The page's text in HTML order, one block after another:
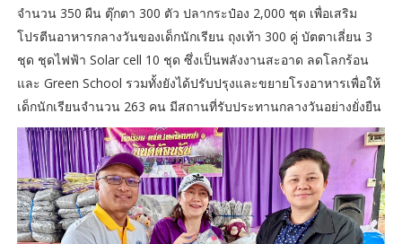
จำนวน 350 ผืน ตุ๊กตา 300 ตัว ปลากระป๋อง 2,000 ชุด เพื่อเสริม
โปรตีนอาหารกลางวันของเด็กนักเรียน ถุงเท้า 300 คู่ บัตตาเลี่ยน 3
ชุด ชุดไฟฟ้า Solar cell 10 ชุด ซึ่งเป็นพลังงานสะอาด ลดโลกร้อน
และ Green School รวมทั้งยังได้ปรับปรุงและขยายโรงอาหารเพื่อให้
เด็กนักเรียนจำนวน 263 คน มีสถานที่รับประทานกลางวันอย่างยั่งยืน